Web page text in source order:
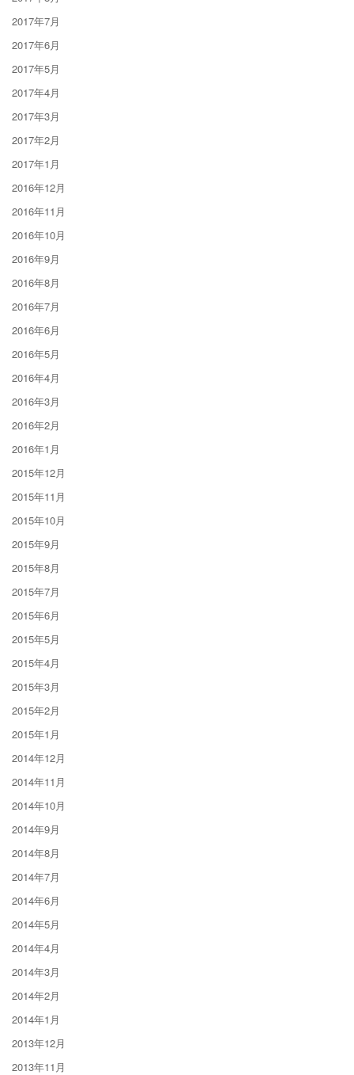
2017年7月
2017年6月
2017年5月
2017年4月
2017年3月
2017年2月
2017年1月
2016年12月
2016年11月
2016年10月
2016年9月
2016年8月
2016年7月
2016年6月
2016年5月
2016年4月
2016年3月
2016年2月
2016年1月
2015年12月
2015年11月
2015年10月
2015年9月
2015年8月
2015年7月
2015年6月
2015年5月
2015年4月
2015年3月
2015年2月
2015年1月
2014年12月
2014年11月
2014年10月
2014年9月
2014年8月
2014年7月
2014年6月
2014年5月
2014年4月
2014年3月
2014年2月
2014年1月
2013年12月
2013年11月